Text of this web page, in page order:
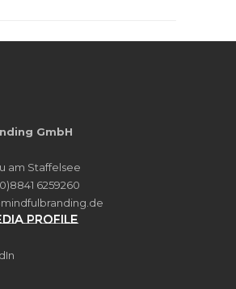
GmbH
am Staffelsee
6259260
Profile